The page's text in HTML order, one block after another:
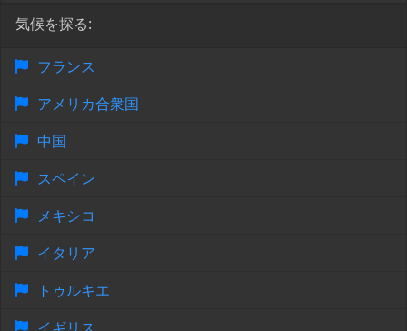
気候を探る:
フランス
アメリカ合衆国
中国
スペイン
メキシコ
イタリア
トゥルキエ